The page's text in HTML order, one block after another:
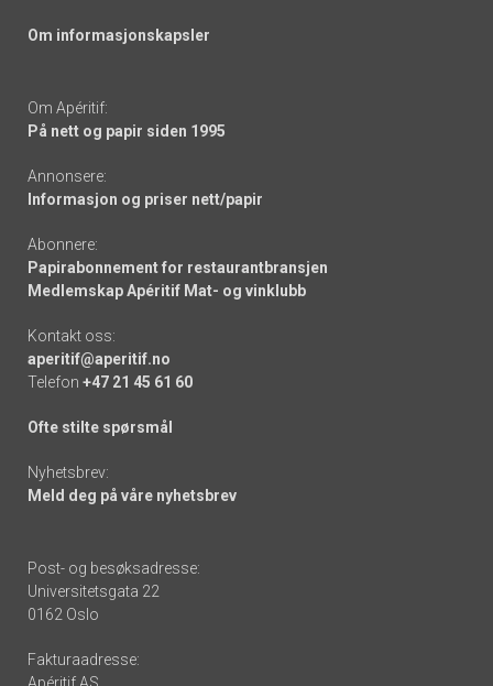
Om informasjonskapsler
Om Apéritif:
På nett og papir siden 1995
Annonsere:
Informasjon og priser nett/papir
Abonnere:
Papirabonnement for restaurantbransjen
Medlemskap Apéritif Mat- og vinklubb
Kontakt oss:
aperitif@aperitif.no
Telefon +47 21 45 61 60
Ofte stilte spørsmål
Nyhetsbrev:
Meld deg på våre nyhetsbrev
Post- og besøksadresse:
Universitetsgata 22
0162 Oslo
Fakturaadresse: